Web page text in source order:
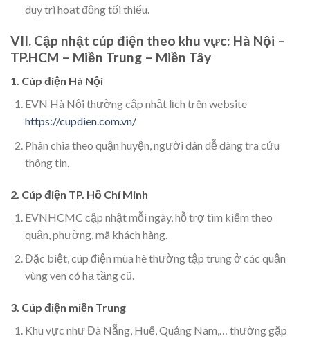
duy trì hoạt động tối thiểu.
VII. Cập nhật cúp điện theo khu vực: Hà Nội –
TP.HCM – Miền Trung – Miền Tây
1. Cúp điện Hà Nội
EVN Hà Nội thường cập nhật lịch trên website
https://cupdien.com.vn/
Phân chia theo quận huyện, người dân dễ dàng tra cứu
thông tin.
2. Cúp điện TP. Hồ Chí Minh
EVNHCMC cập nhật mỗi ngày, hỗ trợ tìm kiếm theo
quận, phường, mã khách hàng.
Đặc biệt, cúp điện mùa hè thường tập trung ở các quận
vùng ven có hạ tầng cũ.
3. Cúp điện miền Trung
Khu vực như Đà Nẵng, Huế, Quảng Nam,… thường gặp